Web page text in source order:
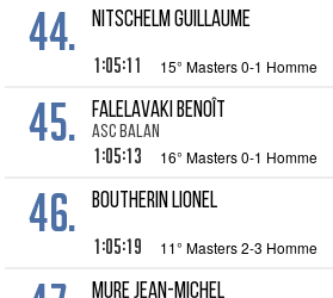
44. NITSCHELM Guillaume
1:05:11 15° Masters 0-1 Homme
45. FALELAVAKI Benoît
ASC Balan
1:05:13 16° Masters 0-1 Homme
46. BOUTHERIN Lionel
1:05:19 11° Masters 2-3 Homme
MURE Jean-Michel